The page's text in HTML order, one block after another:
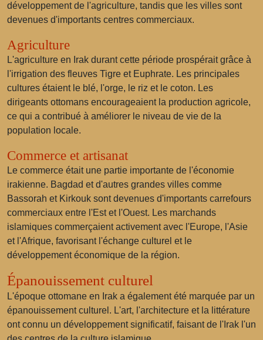
développement de l'agriculture, tandis que les villes sont
devenues d'importants centres commerciaux.
Agriculture
L'agriculture en Irak durant cette période prospérait grâce à
l'irrigation des fleuves Tigre et Euphrate. Les principales
cultures étaient le blé, l'orge, le riz et le coton. Les
dirigeants ottomans encourageaient la production agricole,
ce qui a contribué à améliorer le niveau de vie de la
population locale.
Commerce et artisanat
Le commerce était une partie importante de l'économie
irakienne. Bagdad et d'autres grandes villes comme
Bassorah et Kirkouk sont devenues d'importants carrefours
commerciaux entre l'Est et l'Ouest. Les marchands
islamiques commerçaient activement avec l'Europe, l'Asie
et l'Afrique, favorisant l'échange culturel et le
développement économique de la région.
Épanouissement culturel
L'époque ottomane en Irak a également été marquée par un
épanouissement culturel. L'art, l'architecture et la littérature
ont connu un développement significatif, faisant de l'Irak l'un